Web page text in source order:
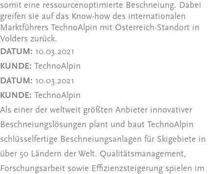
somit eine ressourcenoptimierte Beschneiung. Dabei
greifen sie auf das Know-how des internationalen
Marktführers TechnoAlpin mit Österreich-Standort in
Volders zurück.
DATUM: 10.03.2021
KUNDE: TechnoAlpin
DATUM: 10.03.2021
KUNDE: TechnoAlpin
Als einer der weltweit größten Anbieter innovativer
Beschneiungslösungen plant und baut TechnoAlpin
schlüsselfertige Beschneiungsanlagen für Skigebiete in
über 50 Ländern der Welt. Qualitätsmanagement,
Forschungsarbeit sowie Effizienzsteigerung spielen im